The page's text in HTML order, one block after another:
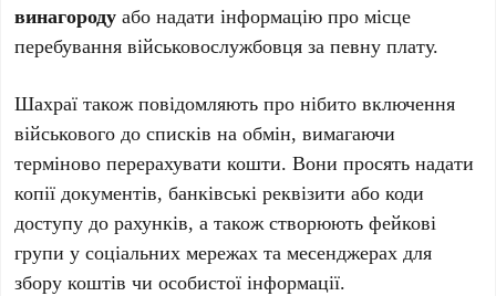
винагороду або надати інформацію про місце
перебування військовослужбовця за певну плату.
Шахраї також повідомляють про нібито включення
військового до списків на обмін, вимагаючи
терміново перерахувати кошти. Вони просять надати
копії документів, банківські реквізити або коди
доступу до рахунків, а також створюють фейкові
групи у соціальних мережах та месенджерах для
збору коштів чи особистої інформації.